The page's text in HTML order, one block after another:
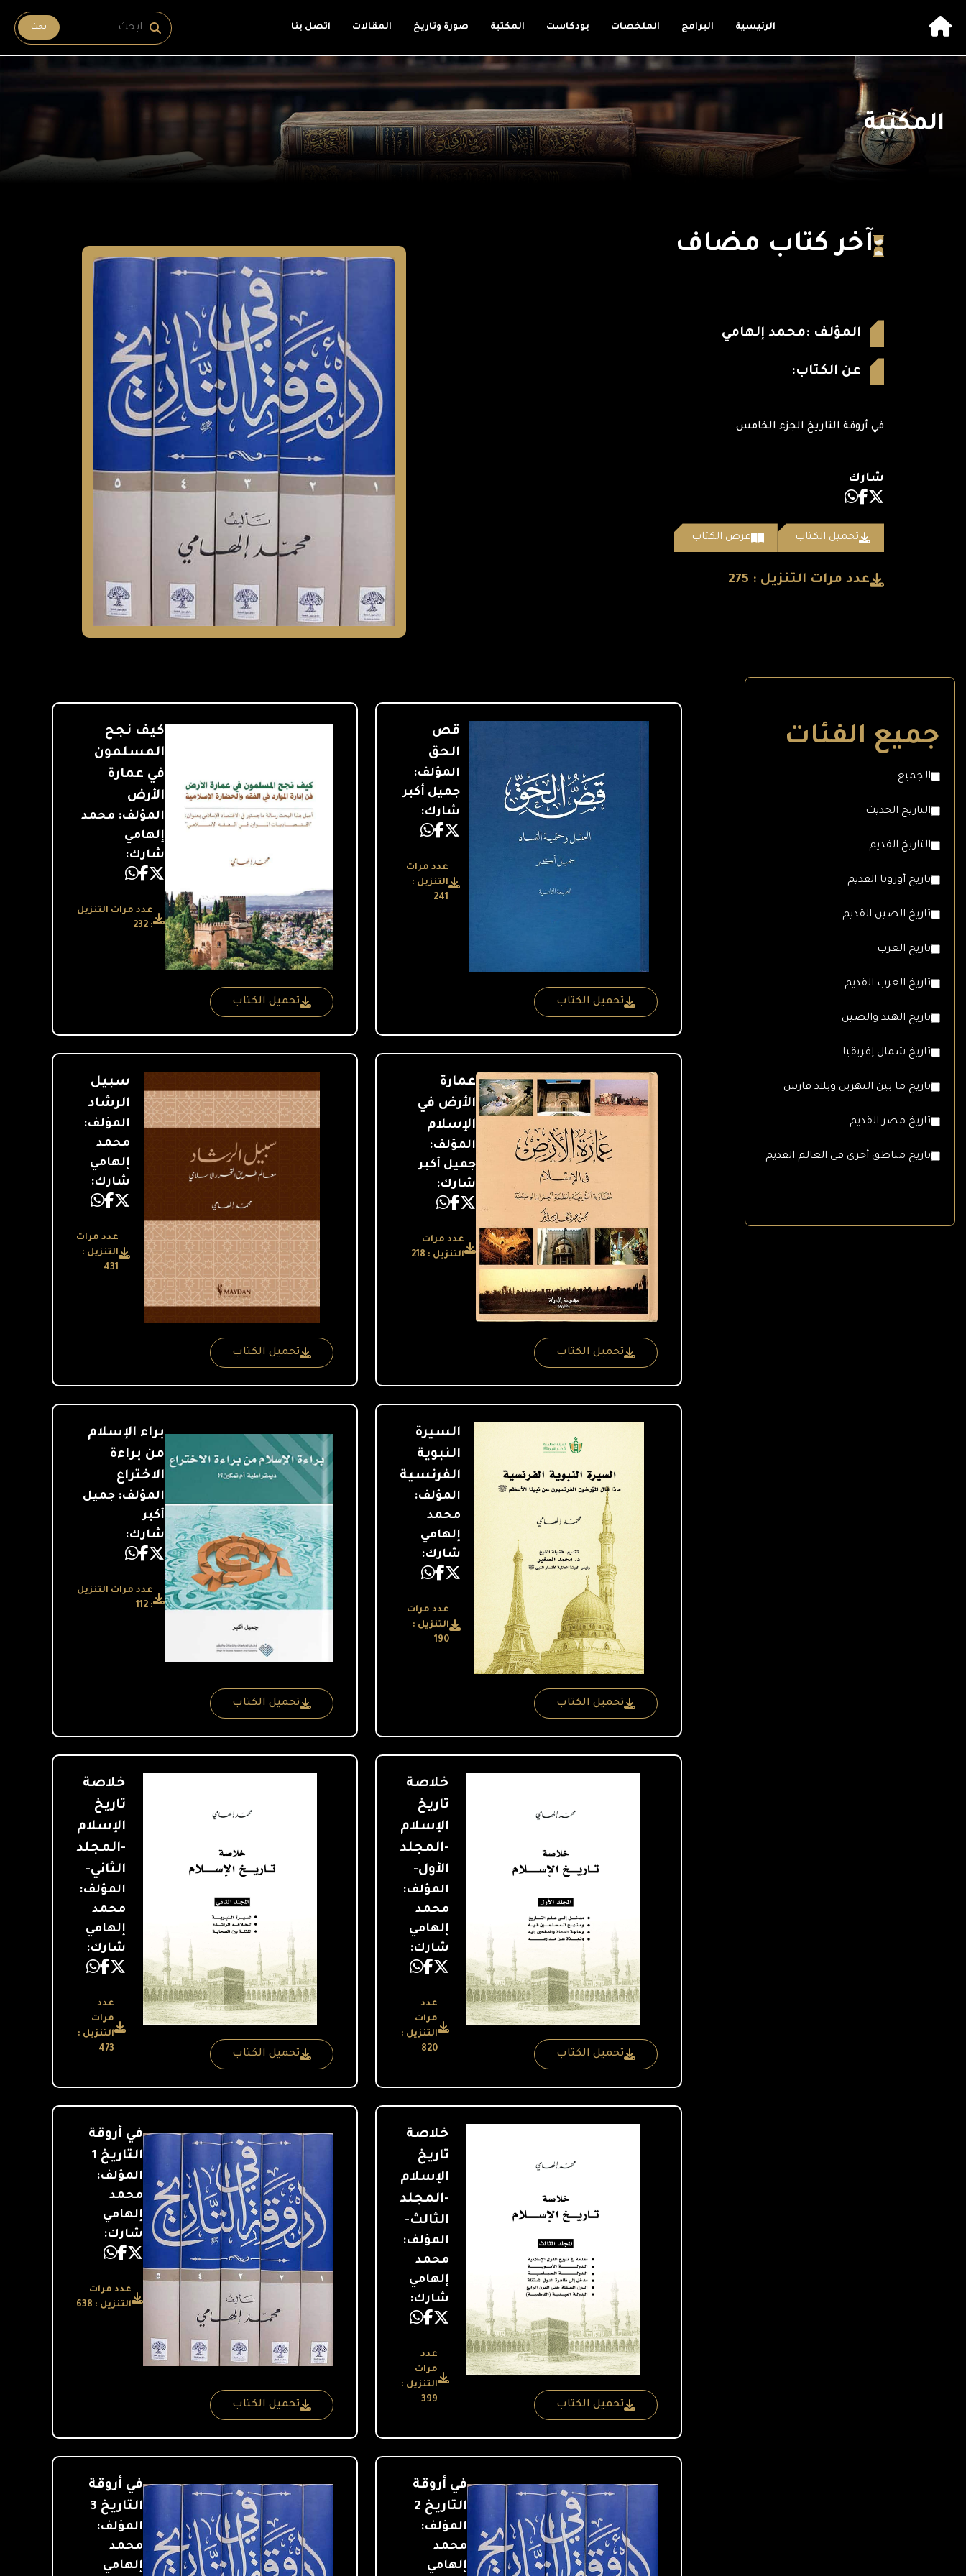
الرئيسية البرامج الملخصات بودكاست المكتبة صورة وتاريخ المقالات اتصل بنا بحث
المكتبة
آخر كتاب مضاف
المؤلف :محمد إلهامي
عن الكتاب:
في أروقة التاريخ الجزء الخامس
شارك
تحميل الكتاب عرض الكتاب
عدد مرات التنزيل : 275
جميع الفئات
الجميع
التاريخ الحديث
التاريخ القديم
تاريخ أوروبا القديم
تاريخ الصين القديم
تاريخ العرب
تاريخ العرب القديم
تاريخ الهند والصين
تاريخ شمال إفريقيا
تاريخ ما بين النهرين وبلاد فارس
تاريخ مصر القديم
تاريخ مناطق أخرى في العالم القديم
تحميل الكتاب
قص
الحق
المؤلف:
جميل أكبر
شارك:
عدد مرات
التنزيل :
241
تحميل الكتاب
كيف نجح
المسلمون
في عمارة
الأرض
المؤلف: محمد
إلهامي
شارك:
عدد مرات التنزيل
: 232
تحميل الكتاب
عمارة
الأرض في
الإسلام
المؤلف:
جميل أكبر
شارك:
عدد مرات
التنزيل : 218
تحميل الكتاب
سبيل
الرشاد
المؤلف:
محمد
إلهامي
شارك:
عدد مرات
التنزيل :
431
تحميل الكتاب
السيرة
النبوية
الفرنسية
المؤلف:
محمد
إلهامي
شارك:
عدد مرات
التنزيل :
190
تحميل الكتاب
براء الإسلام
من براءة
الاختراع
المؤلف: جميل
أكبر
شارك:
عدد مرات التنزيل
: 112
تحميل الكتاب
خلاصة
تاريخ
الإسلام
-المجلد
الأول-
المؤلف:
محمد
إلهامي
شارك:
عدد
مرات
التنزيل :
820
تحميل الكتاب
خلاصة
تاريخ
الإسلام
-المجلد
الثاني-
المؤلف:
محمد
إلهامي
شارك:
عدد
مرات
التنزيل :
473
تحميل الكتاب
خلاصة
تاريخ
الإسلام
-المجلد
الثالث-
المؤلف:
محمد
إلهامي
شارك:
عدد
مرات
التنزيل :
399
تحميل الكتاب
في أروقة
التاريخ 1
المؤلف:
محمد
إلهامي
شارك:
عدد مرات
التنزيل : 638
في أروقة
التاريخ 2
المؤلف:
محمد
إلهامي
في أروقة
التاريخ 3
المؤلف:
محمد
إلهامي